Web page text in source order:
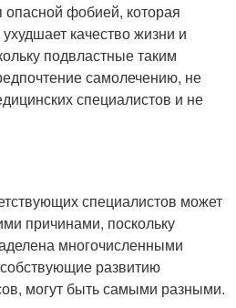
опасной фобией, которая
качество жизни и
подвластные таким
самолечению, не
специалистов и не
специалистов может
причинами, поскольку
многочисленными
развитию
могут быть самыми разными.